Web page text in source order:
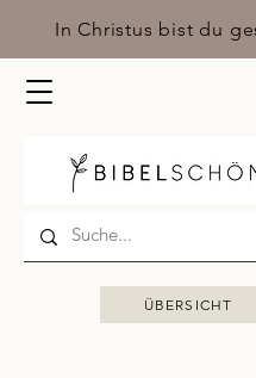
In Christus bist du
ÜBERSICHT